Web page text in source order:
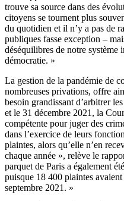
trouve sa source dans des
citoyens se tournent plus
du quotidien et il n’y a pas de
publiques fasse exception –
déséquilibres de notre système
démocratie. »
La gestion de la pandémie de
nombreuses privations, offre
besoin grandissant d’arbitrer
et le 31 décembre 2021, la
compétente pour juger des
dans l’exercice de leurs
plaintes, alors qu’elle n’en
chaque année », relève le
parquet de Paris a également
puisque 18 400 plaintes
septembre 2021. »